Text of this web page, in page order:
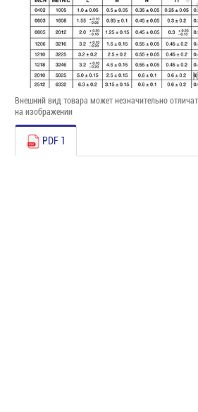
Внешний вид товара может незначительно
на изображении
PDF 1